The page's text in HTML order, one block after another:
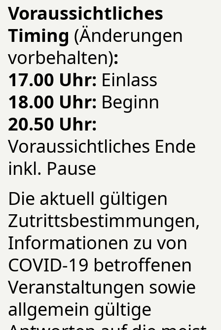
Voraussichtliches
Timing (Änderungen
vorbehalten):
17.00 Uhr: Einlass
18.00 Uhr: Beginn
20.50 Uhr:
Voraussichtliches Ende
inkl. Pause
Die aktuell gültigen
Zutrittsbestimmungen,
Informationen zu von
COVID-19 betroffenen
Veranstaltungen sowie
allgemein gültige